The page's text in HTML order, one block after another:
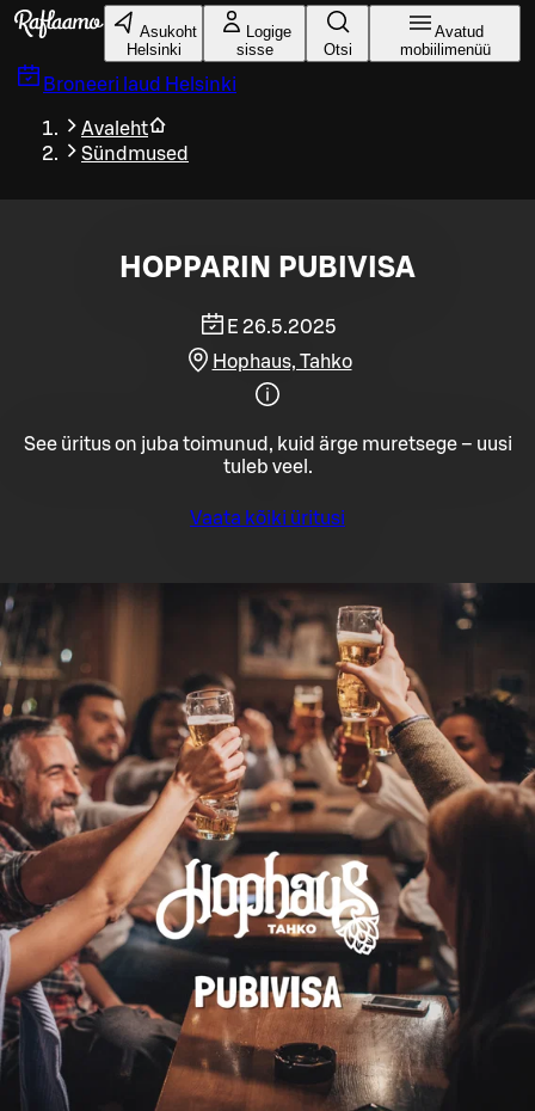
Liigu peamise sisu juurde
Asukoht
Helsinki
Logige
sisse
Otsi
Avatud
mobiilimenüü
Broneeri laud Helsinki
Avaleht
Sündmused
HOPPARIN PUBIVISA
E 26.5.2025
Hophaus, Tahko
See üritus on juba toimunud, kuid ärge muretsege – uusi
tuleb veel.
Vaata kõiki üritusi